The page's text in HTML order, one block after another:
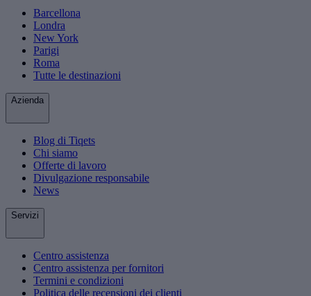
Barcellona
Londra
New York
Parigi
Roma
Tutte le destinazioni
Azienda
Blog di Tiqets
Chi siamo
Offerte di lavoro
Divulgazione responsabile
News
Servizi
Centro assistenza
Centro assistenza per fornitori
Termini e condizioni
Politica delle recensioni dei clienti